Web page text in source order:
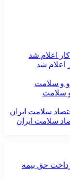
اعلام شد
و سلامت
سلامت ایران